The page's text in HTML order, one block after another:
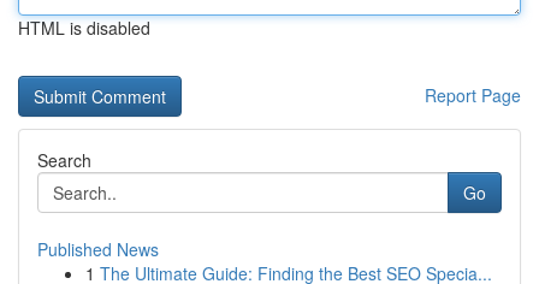
HTML is disabled
Report Page
Search
Go
Published News
1 The Ultimate Guide: Finding the Best SEO Specia...